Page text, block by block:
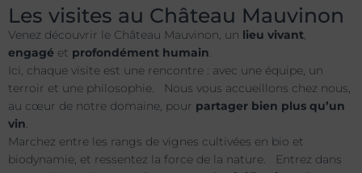
Les visites au Château Mauvinon
Venez découvrir le Château Mauvinon, un lieu vivant
engagé et profondément humain
Ici, chaque visite est une rencontre : avec une équipe, un
terroir et une philosophie. Nous vous accueillons chez nous,
au cœur de notre domaine, pour partager bien plus qu’un
vin
Marchez entre les rangs de vignes cultivées en bio et
biodynamie, et ressentez la force de la nature. Entrez dans